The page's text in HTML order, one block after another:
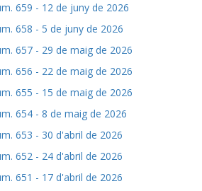
659 - 12 de juny de 2026
658 - 5 de juny de 2026
657 - 29 de maig de 2026
656 - 22 de maig de 2026
655 - 15 de maig de 2026
654 - 8 de maig de 2026
653 - 30 d'abril de 2026
652 - 24 d'abril de 2026
651 - 17 d'abril de 2026